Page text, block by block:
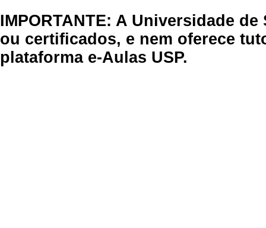
IMPORTANTE: A Universidade
ou certificados, e nem oferece
plataforma e-Aulas USP.